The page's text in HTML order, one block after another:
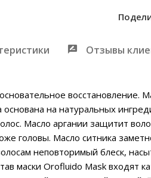
Отзывы
восстановление.
на натуральных
Масло аргании защитит
головы. Масло ситника
неповторимый блеск,
маски Orofluido Mask входят